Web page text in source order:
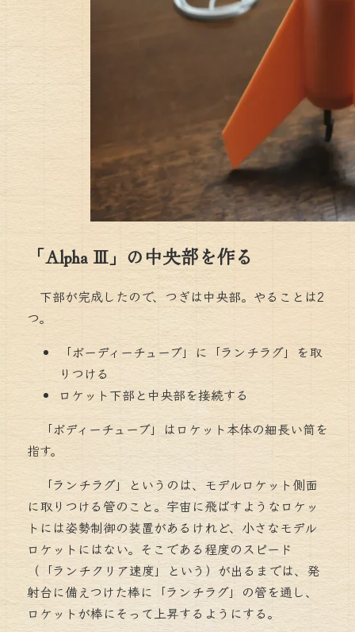
「Alpha Ⅲ」の中央部を作る
下部が完成したので、つぎは中央部。やることは2
つ。
「ボーディーチューブ」に「ランチラグ」を取
りつける
ロケット下部と中央部を接続する
「ボディーチューブ」はロケット本体の細長い筒を
指す。
「ランチラグ」というのは、モデルロケット側面
に取りつける管のこと。宇宙に飛ばすようなロケッ
トには姿勢制御の装置があるけれど、小さなモデル
ロケットにはない。そこである程度のスピード
（「ランチクリア速度」という）が出るまでは、発
射台に備えつけた棒に「ランチラグ」の管を通し、
ロケットが棒にそって上昇するようにする。